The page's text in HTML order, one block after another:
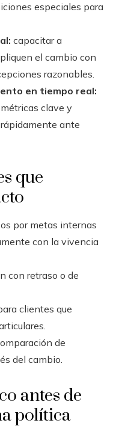
especiales para
capacitar a
el cambio con
razonables.
en tiempo real:
clave y
ante
que
por metas internas
con la vivencia
con retraso o de
clientes que
de
del cambio.
antes de
política